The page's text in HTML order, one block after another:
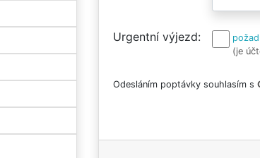
Urgentní výjezd
(je
Odesláním poptávky souhlasím s